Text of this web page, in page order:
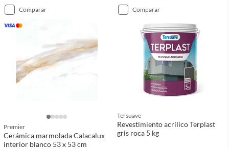
comparar
Premier
Cerámica marmolada Calacalux
interior blanco 53 x 53 cm
comparar
Tersuave
Revestimiento acrílico Terplast
gris roca 5 kg